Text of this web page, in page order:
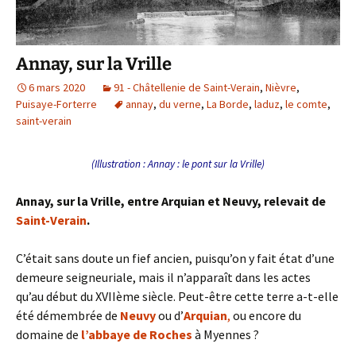
Annay, sur la Vrille
6 mars 2020 91 - Châtellenie de Saint-Verain, Nièvre,
Puisaye-Forterre
annay, du verne, La Borde, laduz, le comte,
saint-verain
(Illustration : Annay : le pont sur la Vrille)
Annay, sur la Vrille, entre Arquian et Neuvy, relevait de
Saint-Verain.
C’était sans doute un fief ancien, puisqu’on y fait état d’une
demeure seigneuriale, mais il n’apparaît dans les actes
qu’au début du XVIIème siècle. Peut-être cette terre a-t-elle
été démembrée de Neuvyou d’Arquian, ou encore du
domaine de l’abbaye de Roches à Myennes ?